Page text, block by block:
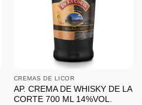
CREMAS DE LICOR
AP. CREMA DE WHISKY DE LA
CORTE 700 ML 14%VOL.